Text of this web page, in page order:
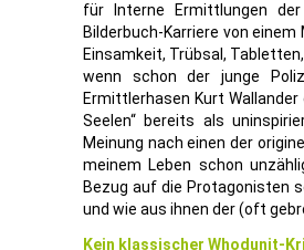
für Interne Ermittlungen
Bilderbuch-Karriere von
Einsamkeit, Trübsal,
wenn schon der junge
Ermittlerhasen Kurt
Seelen“ bereits als
Meinung nach einen der
meinem Leben schon
Bezug auf die Protagonisten
und wie aus ihnen der (oft
Kein klassischer Whodunit-